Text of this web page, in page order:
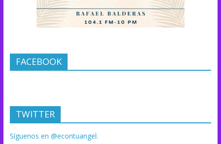
FACEBOOK
TWITTER
Síguenos en @econtuangel.